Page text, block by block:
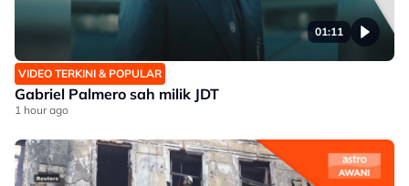
01:11
VIDEO TERKINI & POPULAR
Gabriel Palmero sah milik JDT
1 hour ago